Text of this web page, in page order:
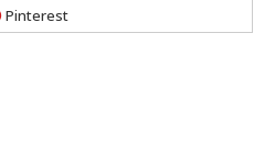
Pinterest